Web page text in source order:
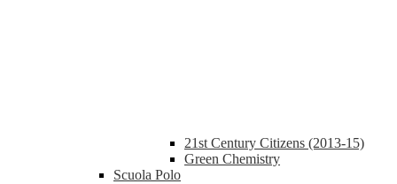
21st Century Citizens (2013-15)
Green Chemistry
Scuola Polo